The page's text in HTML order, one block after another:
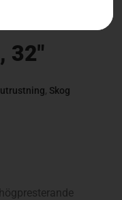
32″
, Skog